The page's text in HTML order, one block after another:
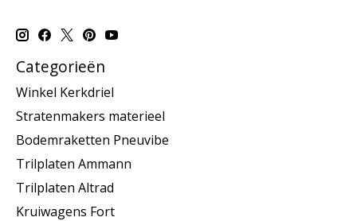
Categorieën
Winkel Kerkdriel
Stratenmakers materieel
Bodemraketten Pneuvibe
Trilplaten Ammann
Trilplaten Altrad
Kruiwagens Fort